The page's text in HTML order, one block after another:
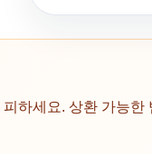
하세요. 상환 가능